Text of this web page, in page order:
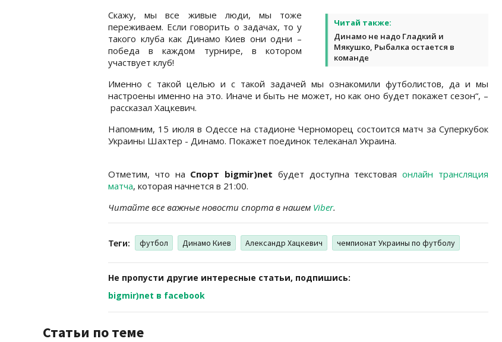
Читай также:
Динамо не надо Гладкий и
Мякушко, Рыбалка остается в
команде
Скажу, мы все живые люди, мы тоже
переживаем. Если говорить о задачах, то у
такого клуба как Динамо Киев они одни –
победа в каждом турнире, в котором
участвует клуб!
Именно с такой целью и с такой задачей мы ознакомили футболистов, да и мы
настроены именно на это. Иначе и быть не может, но как оно будет покажет сезон“, –
рассказал Хацкевич.
Напомним, 15 июля в Одессе на стадионе Черноморец состоится матч за Суперкубок
Украины Шахтер - Динамо. Покажет поединок телеканал Украина.
Отметим, что на Спорт bigmir)net будет доступна текстоваяонлайн трансляция
матча, которая начнется в 21:00.
Читайте все важные новости спорта в нашем Viber.
Теги: футбол Динамо Киев Александр Хацкевич чемпионат Украины по футболу
Не пропусти другие интересные статьи, подпишись:
bigmir)net в facebook
Статьи по теме